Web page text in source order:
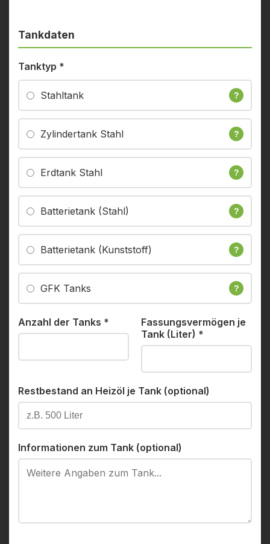
Tankdaten
Tanktyp *
Stahltank ?
Zylindertank Stahl ?
Erdtank Stahl ?
Batterietank (Stahl) ?
Batterietank (Kunststoff) ?
GFK Tanks ?
Anzahl der Tanks *
Fassungsvermögen je
Tank (Liter) *
Restbestand an Heizöl je Tank (optional)
Informationen zum Tank (optional)